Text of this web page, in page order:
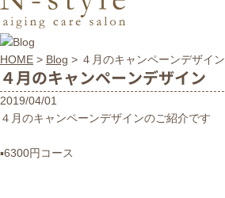
HOME > Blog > ４月のキャンペーンデザイン
４月のキャンペーンデザイン
2019/04/01
４月のキャンペーンデザインのご紹介です
▪︎6300円コース